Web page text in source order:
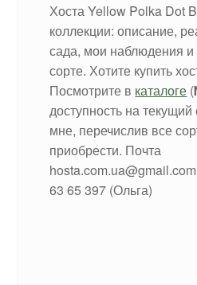
Хоста Yellow Polka Dot
коллекции: описание,
сада, мои наблюдения
сорте. Хотите купить
Посмотрите в каталоге (
доступность на
мне, перечислив все
приобрести. Почта
63 65 397 (Ольга)